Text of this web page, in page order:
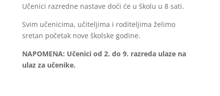
Učenici razredne nastave doći će u školu u 8 sati.
Svim učenicima, učiteljima i roditeljima želimo
sretan početak nove školske godine.
NAPOMENA: Učenici od 2. do 9. razreda ulaze na
ulaz za učenike.